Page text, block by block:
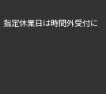
定休業日は時間外受付に